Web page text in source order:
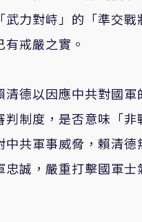
力對峙」的「準交戰
戒嚴之實。
德以因應中共對國軍
制度，是否意味「非
共軍事威脅，賴清德
誠，嚴重打擊國軍士